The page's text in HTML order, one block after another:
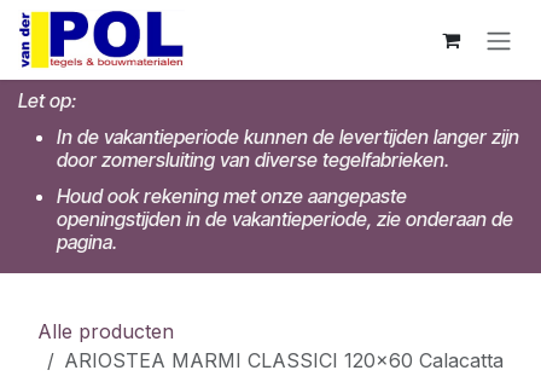
Overslaan naar inhoud
Let op:
In de vakantieperiode kunnen de levertijden langer zijn
door zomersluiting van diverse tegelfabrieken.
Houd ook rekening met onze aangepaste
openingstijden in de vakantieperiode, zie onderaan de
pagina.
Alle producten
ARIOSTEA MARMI CLASSICI 120x60 Calacatta